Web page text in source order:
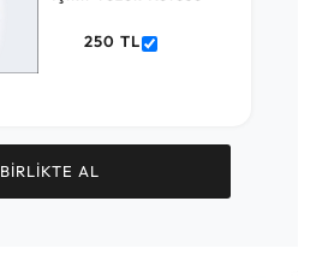
250 TL
BİRLİKTE AL